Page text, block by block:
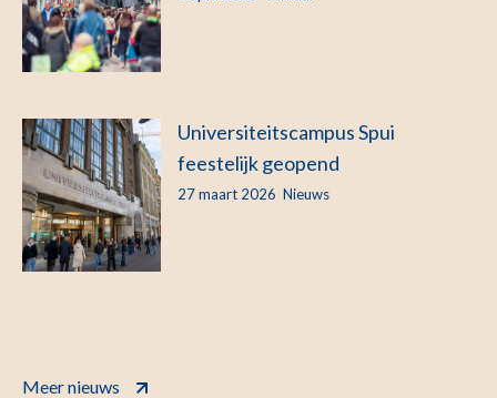
Universiteitscampus Spui
feestelijk geopend
27 maart 2026 Nieuws
Meer nieuws